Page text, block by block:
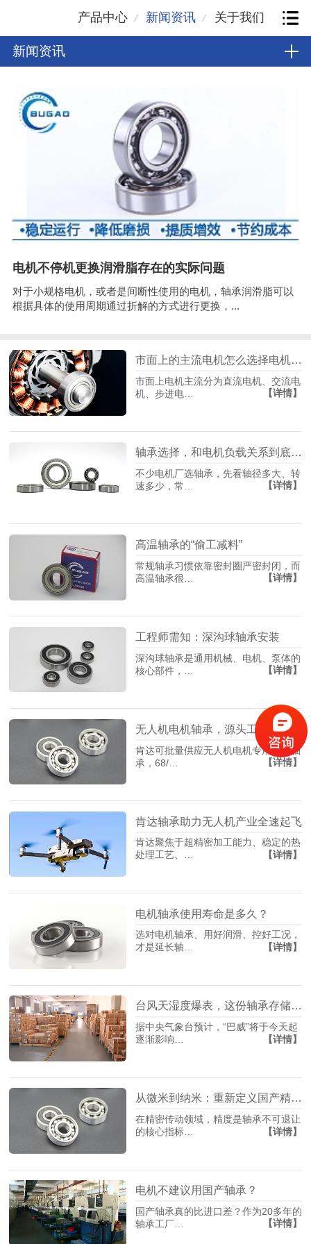
产品中心 新闻资讯 关于我们
新闻资讯
电机不停机更换润滑脂存在的实际问题
对于小规格电机，或者是间断性使用的电机，轴承润滑脂可以
根据具体的使用周期通过折解的方式进行更换，...
市面上的主流电机怎么选择电机轴承？
市面上电机主流分为直流电机、交流电
机、步进电…
【详情】
轴承选择，和电机负载关系到底有多大？
不少电机厂选轴承，先看轴径多大、转
速多少，常…
【详情】
高温轴承的“偷工减料”
常规轴承习惯依靠密封圈严密封闭，而
高温轴承很…
【详情】
工程师需知：深沟球轴承安装
深沟球轴承是通用机械、电机、泵体的
核心部件，…
【详情】
无人机电机轴承，源头工厂找肯达！
肯达可批量供应无人机电机专用精密轴
承，68/…
【详情】
肯达轴承助力无人机产业全速起飞
肯达聚焦于超精密加工能力、稳定的热
处理工艺、…
【详情】
电机轴承使用寿命是多久？
选对电机轴承、用好润滑、控好工况，
才是延长轴…
【详情】
台风天湿度爆表，这份轴承存储指南请收藏
据中央气象台预计，“巴威”将于今天起
逐渐影响…
【详情】
从微米到纳米：重新定义国产精密轴承制造
在精密传动领域，精度是轴承不可退让
的核心指标…
【详情】
电机不建议用国产轴承？
国产轴承真的比进口差？作为20多年的
轴承工厂…
【详情】